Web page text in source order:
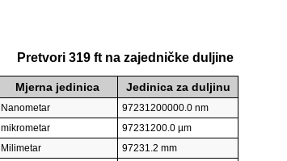
Pretvori 319 ft na zajedničke duljine
Mjerna jedinica Jedinica za duljinu
Nanometar
97231200000.0 nm
mikrometar
97231200.0 µm
Milimetar
97231.2 mm